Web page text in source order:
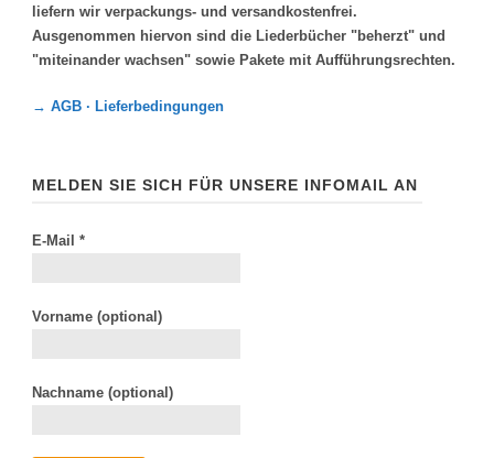
liefern wir verpackungs- und versandkostenfrei.
Ausgenommen hiervon sind die Liederbücher "beherzt" und
"miteinander wachsen" sowie Pakete mit Aufführungsrechten.
→ AGB · Lieferbedingungen
MELDEN SIE SICH FÜR UNSERE INFOMAIL AN
E-Mail *
Vorname (optional)
Nachname (optional)